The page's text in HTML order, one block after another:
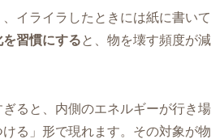
イライラしたときには紙に書いて
習慣にすると、物を壊す頻度が減
ると、内側のエネルギーが行き場
る」形で現れます。その対象が物